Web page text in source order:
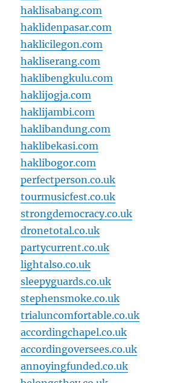
haklisabang.com
haklidenpasar.com
haklicilegon.com
hakliserang.com
haklibengkulu.com
haklijogja.com
haklijambi.com
haklibandung.com
haklibekasi.com
haklibogor.com
perfectperson.co.uk
tourmusicfest.co.uk
strongdemocracy.co.uk
dronetotal.co.uk
partycurrent.co.uk
lightalso.co.uk
sleepyguards.co.uk
stephensmoke.co.uk
trialuncomfortable.co.uk
accordingchapel.co.uk
accordingoversees.co.uk
annoyingfunded.co.uk